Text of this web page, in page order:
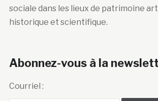
sociale dans les lieux de patrimoine
historique et scientifique.
Abonnez-vous à la
Courriel :